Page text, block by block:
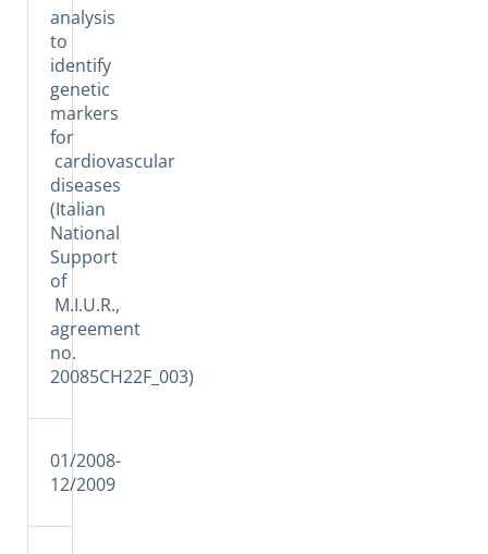
analysis
to
identify
genetic
markers
for
cardiovascular
diseases
(Italian
National
Support
of
M.I.U.R.,
agreement
no.
20085CH22F_003)
01/2008-
12/2009